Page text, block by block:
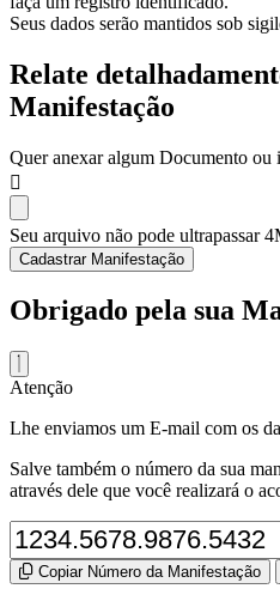
Seus dados serão mantidos sob
Relate
Manifestação
Quer anexar algum Documento ou
Seu arquivo não pode ultrapassar
Cadastrar Manifestação
Obrigado pela sua
Atenção
Lhe enviamos um E-mail com os
Salve também o número da sua
através dele que você realizará o
Copiar Número da Manifestação